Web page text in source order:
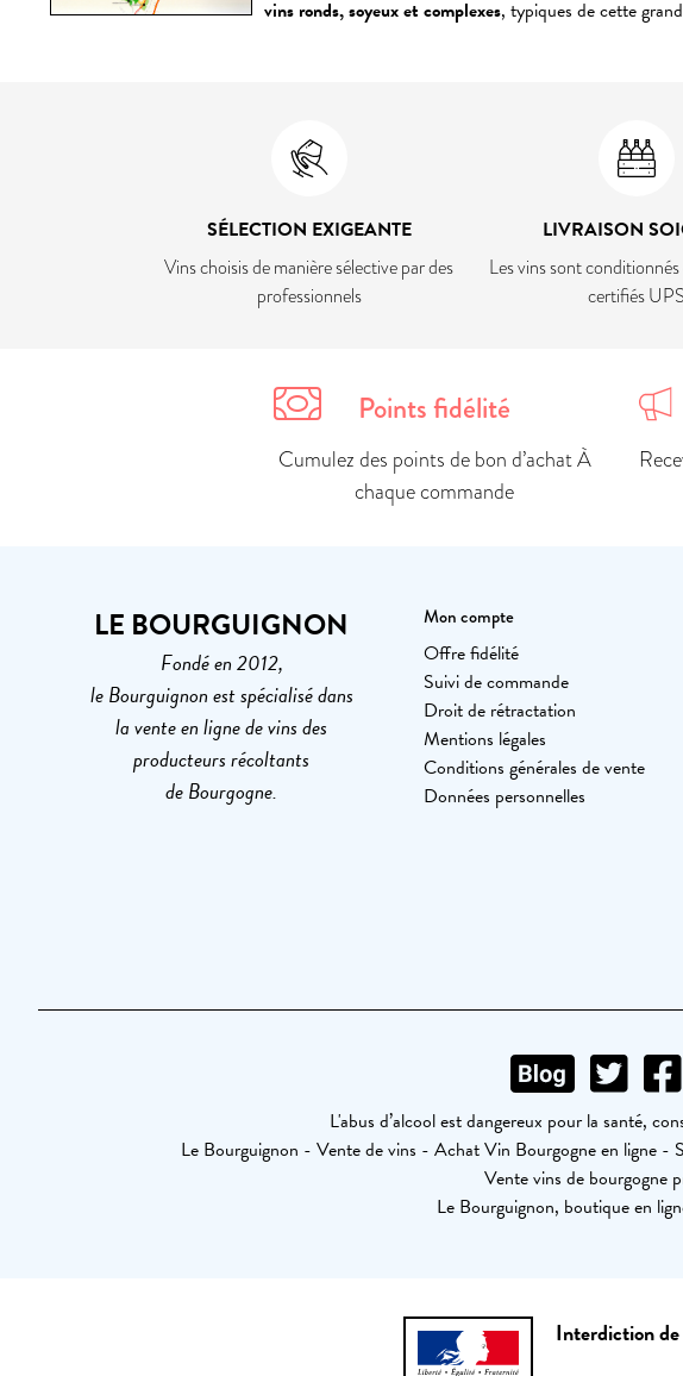
vins ronds, soyeux et complexes, typiques de cette
SÉLECTION EXIGEANTE
Vins choisis de manière sélective par des
professionnels
LIVRAISON
Les vins sont
certifiés UPS
Points fidélité
Cumulez des points de bon d’achat À
chaque commande
LE BOURGUIGNON
Fondé en 2012,
le Bourguignon est spécialisé dans
la vente en ligne de vins des
producteurs récoltants
de Bourgogne.
Mon compte
Offre fidélité
Suivi de commande
Droit de rétractation
Mentions légales
Conditions générales de vente
Données personnelles
L'abus d’alcool est dangereux pour la santé,
Le Bourguignon - Vente de vins - Achat Vin Bourgogne en
Vente vins de bourgogne
Le Bourguignon, boutique en
Interdiction de